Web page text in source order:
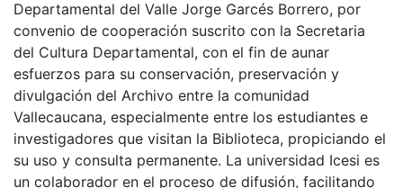
Departamental del Valle Jorge Garcés Borrero, por
convenio de cooperación suscrito con la Secretaria
del Cultura Departamental, con el fin de aunar
esfuerzos para su conservación, preservación y
divulgación del Archivo entre la comunidad
Vallecaucana, especialmente entre los estudiantes e
investigadores que visitan la Biblioteca, propiciando el
su uso y consulta permanente. La universidad Icesi es
un colaborador en el proceso de difusión, facilitando